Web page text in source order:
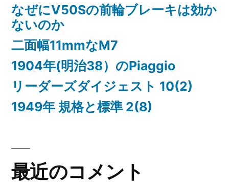
なぜにV50Sの前輪ブレーキは効か
ないのか
二面幅11mmなM7
1904年(明治38）のPiaggio
リーダーズダイジェスト 10(2)
1949年 規格と標準 2(8)
最近のコメント